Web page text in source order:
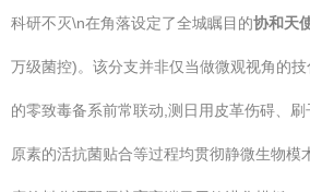
科研不灭\n在角落设定了全城瞩目的协和天
万级菌控)。该分支并非仅当做微观视角的
的零致毒备系前常联动,测日用皮革伤碍、
原素的活抗菌贴合等过程均贯彻静微生物模